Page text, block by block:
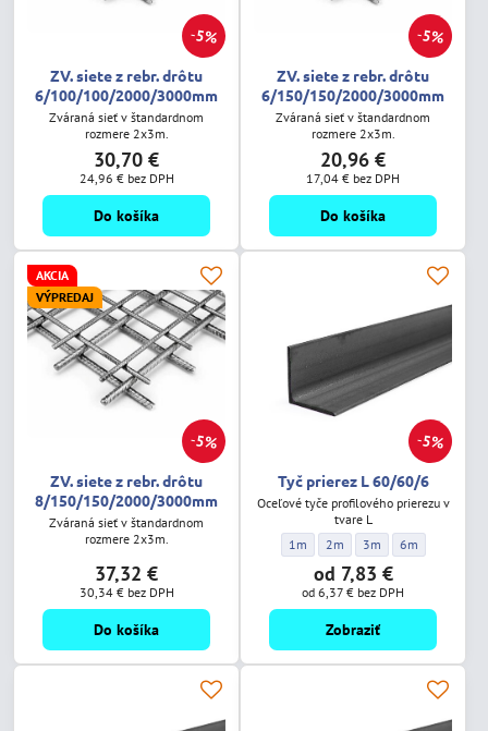
5%
ZV. siete z rebr. drôtu
6/100/100/2000/3000mm
Zváraná sieť v štandardnom
rozmere 2x3m.
30,70 €
24,96 € bez DPH
Do košíka
5%
ZV. siete z rebr. drôtu
6/150/150/2000/3000mm
Zváraná sieť v štandardnom
rozmere 2x3m.
20,96 €
17,04 € bez DPH
Do košíka
5%
AKCIA
VÝPREDAJ
ZV. siete z rebr. drôtu
8/150/150/2000/3000mm
Zváraná sieť v štandardnom
rozmere 2x3m.
37,32 €
30,34 € bez DPH
Do košíka
5%
Tyč prierez L 60/60/6
Oceľové tyče profilového prierezu v
tvare L
Tyč prierez L 60/60/6 - Dĺžka:
1m Tyč prierez L 60/60/6 - Dĺžka:
2m Tyč prierez L 60/60/6 -
3m Tyč prierez L
6m
od 7,83 €
od 6,37 € bez DPH
Zobraziť